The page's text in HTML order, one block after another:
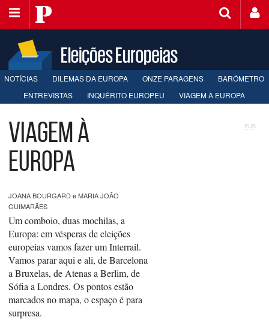
NOTÍCIAS DILEMAS DA EUROPA ONZE PARAGENS
BARÓMETRO
ENTREVISTAS
INQUÉRITO EUROPEU VIAGEM À EUROPA
Viagem à
Europa
JOANA BOURGARDeMARIA JOÃO
GUIMARÃES
Um comboio, duas mochilas, a
Europa: em vésperas de eleições
europeias vamos fazer um Interrail.
Vamos parar aqui e ali, de Barcelona
a Bruxelas, de Atenas a Berlim, de
Sófia a Londres. Os pontos estão
marcados no mapa, o espaço é para
surpresa.
PUB